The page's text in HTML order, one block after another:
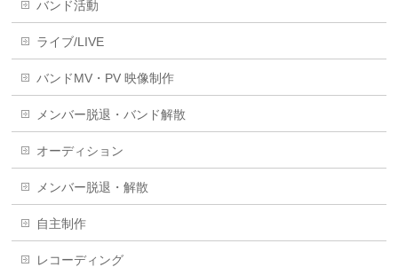
バンド活動
ライブ/LIVE
バンドMV・PV 映像制作
メンバー脱退・バンド解散
オーディション
メンバー脱退・解散
自主制作
レコーディング